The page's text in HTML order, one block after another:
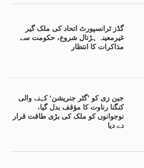
گڈز ٹرانسپورٹ اتحاد کی ملک گیر
غیرمعینہ ہڑتال شروع، حکومت سے
مذاکرات کا انتظار
جین زی کو ’گٹر جنریشن‘ کہنے والی
کنگنا رناوت کا مؤقف بدل گیا،
نوجوانوں کو ملک کی بڑی طاقت قرار
دے دیا